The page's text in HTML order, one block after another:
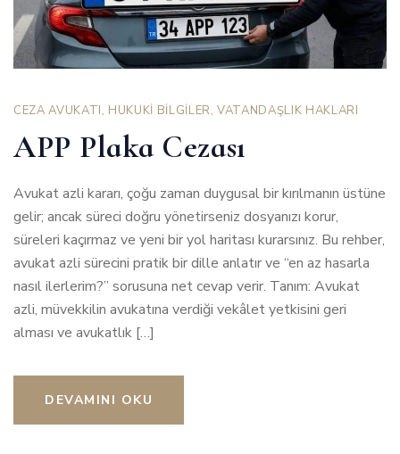
CEZA AVUKATI, HUKUKİ BİLGİLER,VATANDAŞLIK HAKLARI
APP Plaka Cezası
Avukat azli kararı, çoğu zaman duygusal bir kırılmanın üstüne
gelir; ancak süreci doğru yönetirseniz dosyanızı korur,
süreleri kaçırmaz ve yeni bir yol haritası kurarsınız. Bu rehber,
avukat azli sürecini pratik bir dille anlatır ve “en az hasarla
nasıl ilerlerim?” sorusuna net cevap verir. Tanım: Avukat
azli, müvekkilin avukatına verdiği vekâlet yetkisini geri
alması ve avukatlık […]
DEVAMINI OKU